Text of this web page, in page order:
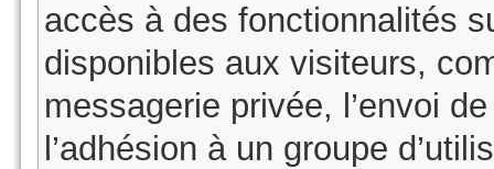
accès à des fonctionnalités
disponibles aux visiteurs,
messagerie privée, l’envoi
l’adhésion à un groupe